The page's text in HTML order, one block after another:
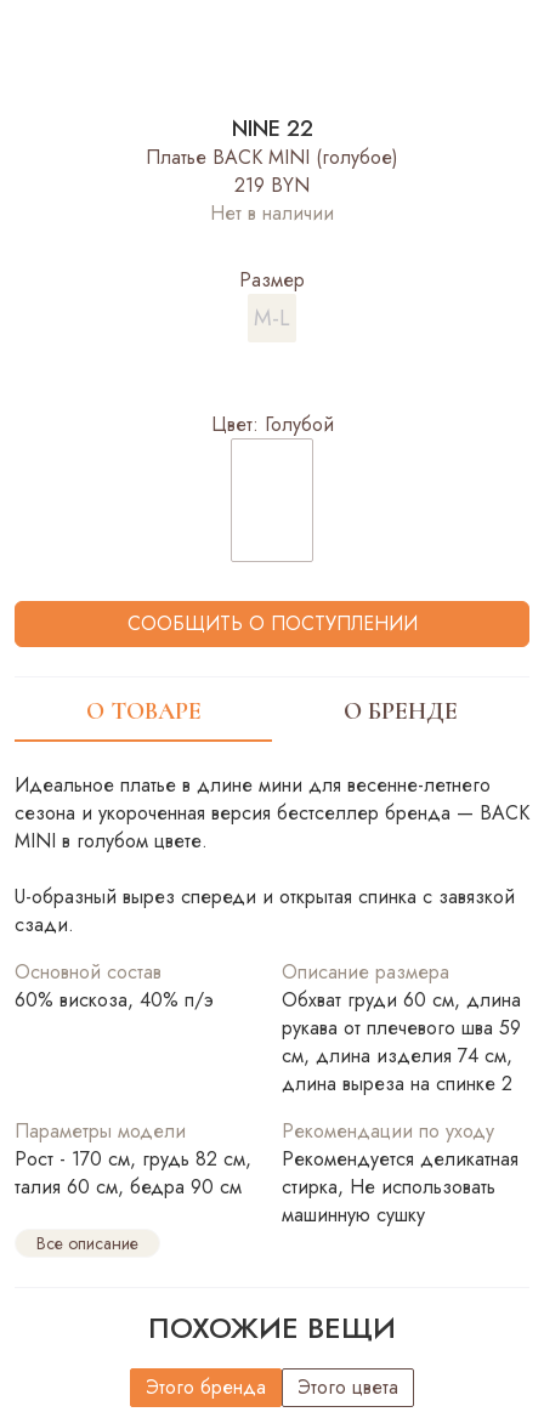
NINE 22
Платье BACK MINI (голубое)
219 BYN
Нет в наличии
Размер
M-L
Цвет: Голубой
СООБЩИТЬ О ПОСТУПЛЕНИИ
О ТОВАРЕ О БРЕНДЕ
Идеальное платье в длине мини для весенне-летнего
сезона и укороченная версия бестселлер бренда — BACK
MINI в голубом цвете.
U-образный вырез спереди и открытая спинка с завязкой
сзади.
Основной состав
60% вискоза, 40% п/э
Описание размера
Обхват груди 60 см, длина
рукава от плечевого шва 59
см, длина изделия 74 см,
длина выреза на спинке 2
Параметры модели
Рост - 170 см, грудь 82 см,
талия 60 см, бедра 90 см
Рекомендации по уходу
Рекомендуется деликатная
стирка, Не использовать
машинную сушку
Все описание
ПОХОЖИЕ ВЕЩИ
Этого бренда Этого цвета